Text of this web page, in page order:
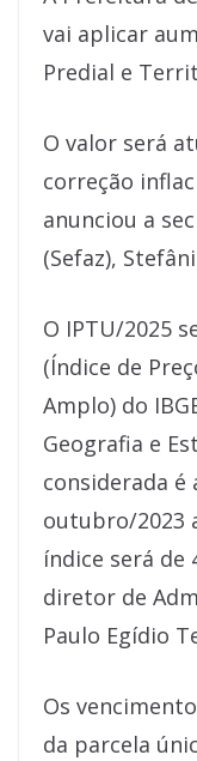
vai aplicar
Predial e
O valor será
correção
anunciou a
(Sefaz),
O IPTU/2025
(Índice de
Amplo) do
Geografia e
considerada é
outubro/2023
índice será de
diretor de
Paulo Egídio
Os
da parcela